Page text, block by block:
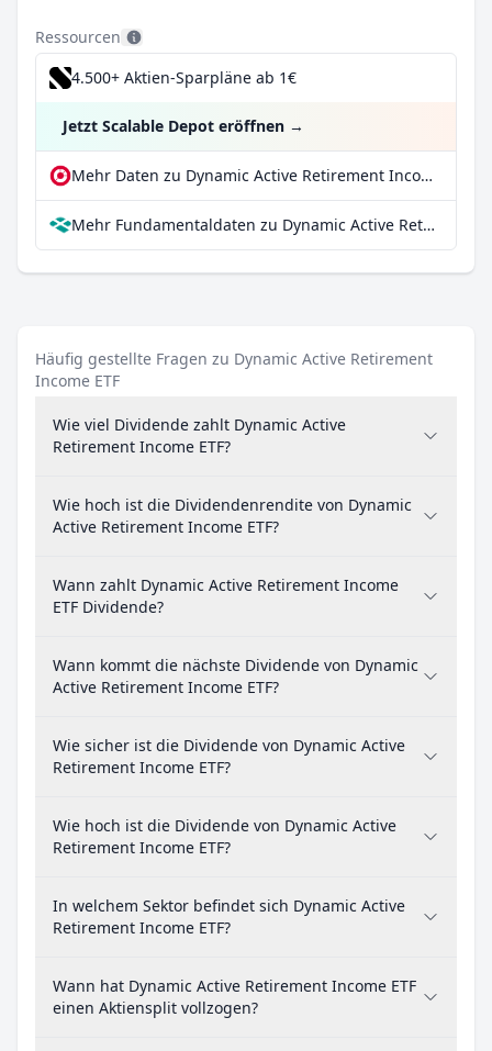
Ressourcen
4.500+ Aktien-Sparpläne ab 1€
Jetzt Scalable Depot eröffnen →
Mehr Daten zu Dynamic Active Retirement Income ETF bei extraETF
Mehr Fundamentaldaten zu Dynamic Active Retirement Income ETF bei Parqet
Häufig gestellte Fragen zu Dynamic Active Retirement
Income ETF
Wie viel Dividende zahlt Dynamic Active
Retirement Income ETF?
Wie hoch ist die Dividendenrendite von Dynamic
Active Retirement Income ETF?
Wann zahlt Dynamic Active Retirement Income
ETF Dividende?
Wann kommt die nächste Dividende von Dynamic
Active Retirement Income ETF?
Wie sicher ist die Dividende von Dynamic Active
Retirement Income ETF?
Wie hoch ist die Dividende von Dynamic Active
Retirement Income ETF?
In welchem Sektor befindet sich Dynamic Active
Retirement Income ETF?
Wann hat Dynamic Active Retirement Income ETF
einen Aktiensplit vollzogen?